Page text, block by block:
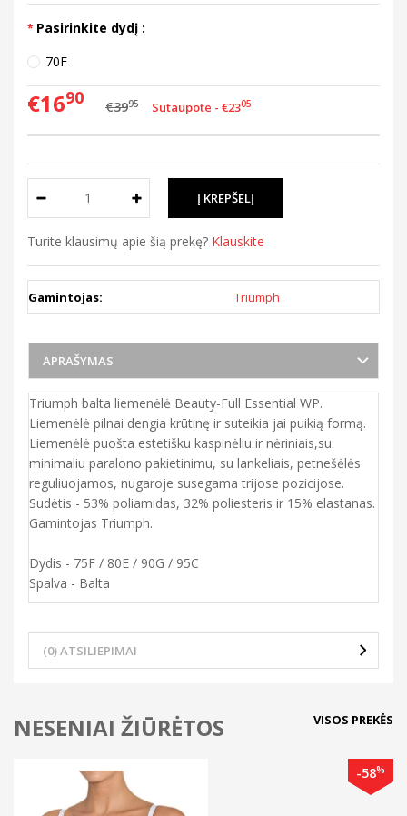
Pasirinkite dydį :
70F
€1690 €3995 Sutaupote - €2305
Turite klausimų apie šią prekę? Klauskite
Gamintojas: Triumph
APRAŠYMAS
Triumph balta liemenėlė Beauty-Full Essential WP.
Liemenėlė pilnai dengia krūtinę ir suteikia jai puikią formą.
Liemenėlė puošta estetišku kaspinėliu ir nėriniais,su
minimaliu paralono pakietinimu, su lankeliais, petnešėlės
reguliuojamos, nugaroje susegama trijose pozicijose.
Sudėtis - 53% poliamidas, 32% poliesteris ir 15% elastanas.
Gamintojas Triumph.
Dydis - 75F / 80E / 90G / 95C
Spalva - Balta
(0) ATSILIEPIMAI
NESENIAI ŽIŪRĖTOS VISOS PREKĖS
-58%